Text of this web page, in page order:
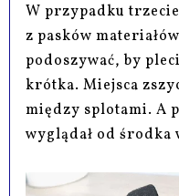
W przypadku
z pasków
podoszywać, by
krótka. Miejsca
między splotami. A
wyglądał od